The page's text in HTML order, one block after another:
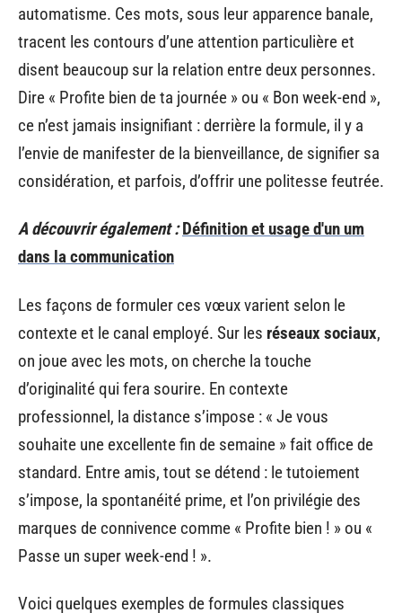
automatisme. Ces mots, sous leur apparence banale,
tracent les contours d’une attention particulière et
disent beaucoup sur la relation entre deux personnes.
Dire « Profite bien de ta journée » ou « Bon week-end »,
ce n’est jamais insignifiant : derrière la formule, il y a
l’envie de manifester de la bienveillance, de signifier sa
considération, et parfois, d’offrir une politesse feutrée.
A découvrir également : Définition et usage d'un um
dans la communication
Les façons de formuler ces vœux varient selon le
contexte et le canal employé. Sur les réseaux sociaux,
on joue avec les mots, on cherche la touche
d’originalité qui fera sourire. En contexte
professionnel, la distance s’impose : « Je vous
souhaite une excellente fin de semaine » fait office de
standard. Entre amis, tout se détend : le tutoiement
s’impose, la spontanéité prime, et l’on privilégie des
marques de connivence comme « Profite bien ! » ou «
Passe un super week-end ! ».
Voici quelques exemples de formules classiques